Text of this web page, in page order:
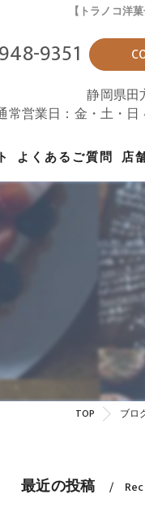
【トラノコ洋
9351
静岡県田
営業日：金・土・日
よくあるご質問 店
TOP ブロ
最近の投稿